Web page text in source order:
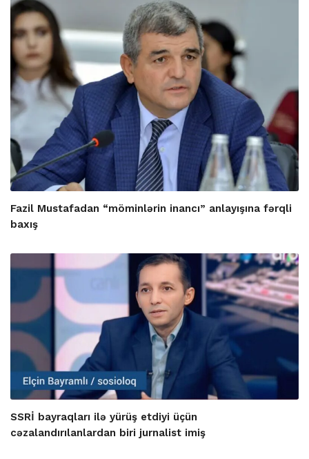
Fazil Mustafadan “möminlərin inancı” anlayışına fərqli
baxış
SSRİ bayraqları ilə yürüş etdiyi üçün
cəzalandırılanlardan biri jurnalist imiş